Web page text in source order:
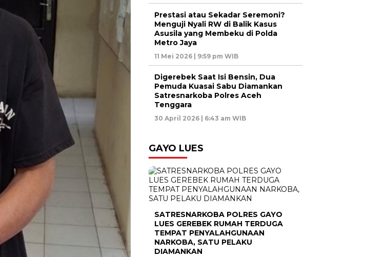
Prestasi atau Sekadar Seremoni?
Menguji Nyali RW di Balik Kasus
Asusila yang Membeku di Polda
Metro Jaya
11 Mei 2026 | 9:59 pm WIB
Digerebek Saat Isi Bensin, Dua
Pemuda Kuasai Sabu Diamankan
Satresnarkoba Polres Aceh
Tenggara
30 April 2026 | 6:43 am WIB
GAYO LUES
SATRESNARKOBA POLRES GAYO
LUES GEREBEK RUMAH TERDUGA
TEMPAT PENYALAHGUNAAN
NARKOBA, SATU PELAKU
DIAMANKAN